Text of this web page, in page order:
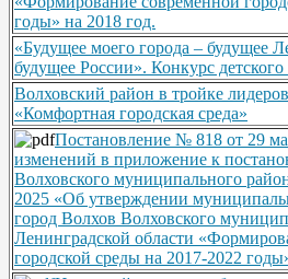
годы» на 2018 год.
«Будущее моего города – будущее
будущее России». Конкурс детского
Волховский район в тройке
«Комфортная городская среда»
Постановление № 818 от 29
изменений в приложение к
Волховского муниципального
2025 «Об утверждении
город Волхов Волховского
Ленинградской области
городской среды на 2017-2022